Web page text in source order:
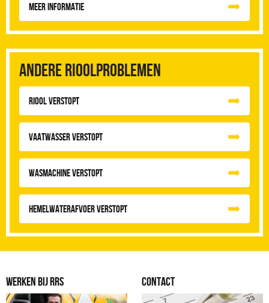
Meer informatie
Andere rioolproblemen
Riool Verstopt
Vaatwasser Verstopt
Wasmachine verstopt
Hemelwaterafvoer Verstopt
WERKEN BIJ RRS CONTACT